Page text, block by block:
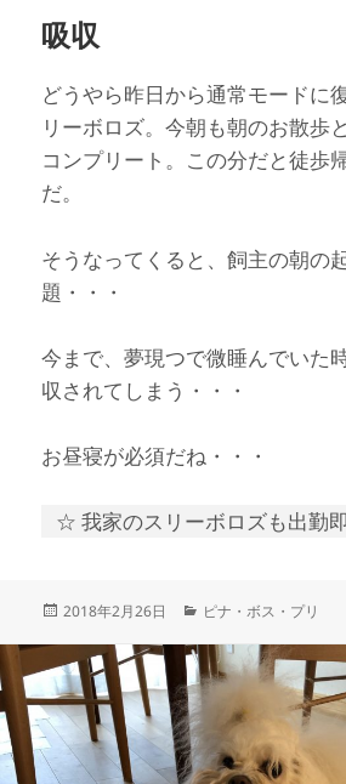
吸収
どうやら昨日から通常モードに
リーボロズ。今朝も朝のお散歩
コンプリート。この分だと徒歩
だ。
そうなってくると、飼主の朝の
題・・・
今まで、夢現つで微睡んでいた
収されてしまう・・・
お昼寝が必須だね・・・
☆ 我家のスリーボロズも出勤
投
2018年2月26日
カ
ゴ
リ
ピナ・ボス・プリ